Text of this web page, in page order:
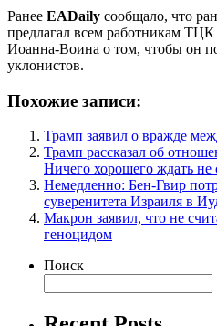
Ранее EADaily сообщало, что
предлагал всем работникам
Иоанна-Воина о том, чтобы он
уклонистов.
Похожие записи:
Трамп заявил о вражде
Трамп рассказал об
Ничего хорошего ждать не
Немедленно: Бен-Гвир
суверенитета Израиля в
Макрон заявил, что не
геноцидом
Поиск